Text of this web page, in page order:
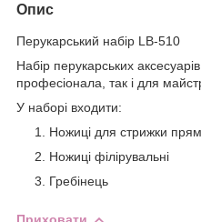
Опис
Перукарський набір LB-510
Набір перукарських
професіонала, так і для
У наборі входити:
Ножиці для стрижки
Ножиці філірувальні
Гребінець
Приховати